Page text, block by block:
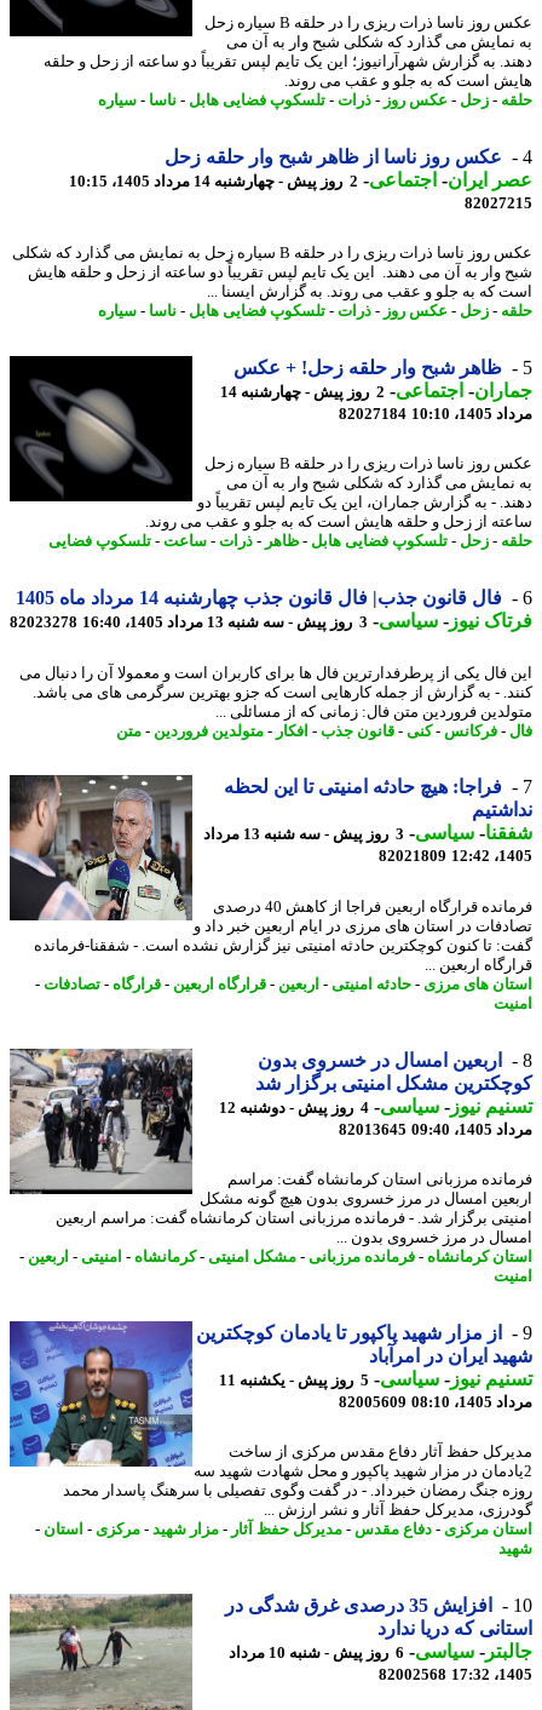
عکس روز ناسا ذرات ریزی را در حلقه B سیاره زحل
می گذارد که شکلی شبح وار به آن می
به گزارش شهرآرانیوز؛ این یک تایم لپس تقریباً دو ساعته از زحل و حلقه
است که به جلو و عقب می روند.
-زحل -عکس روز- ذرات- تلسکوپ فضایی هابل-ناسا -سیاره
عکس روز ناسا از ظاهر شبح وار حلقه زحل
ایران- اجتماعی-2 روز پیش - چهارشنبه 14 مرداد 1405، 10:15
عکس روز ناسا ذرات ریزی را در حلقه B سیاره زحل به نمایش می گذارد که شکلی
وار به آن می دهند. این یک تایم لپس تقریباً دو ساعته از زحل و حلقه هایش
که به جلو و عقب می روند. به گزارش ایسنا ...
-زحل -عکس روز- ذرات- تلسکوپ فضایی هابل-ناسا -سیاره
ظاهر شبح وار حلقه زحل! + عکس
- اجتماعی-
2 روز پیش - چهارشنبه 14
10:10
82027184
عکس روز ناسا ذرات ریزی را در حلقه B سیاره زحل
می گذارد که شکلی شبح وار به آن می
- به گزارش جماران، این یک تایم لپس تقریباً دو
از زحل و حلقه هایش است که به جلو و عقب می روند.
-زحل -تلسکوپ فضایی هابل-ظاهر-ذرات- ساعت-تلسکوپ فضایی
فال قانون جذب| فال قانون جذب چهارشنبه 14 مرداد ماه 1405
نیوز-سیاسی-3 روز پیش - سه شنبه 13 مرداد 1405، 16:40 82023278
فال یکی از پرطرفدارترین فال ها برای کاربران است و معمولا آن را دنبال می
- به گزارش از جمله کارهایی است که جزو بهترین سرگرمی های می باشد.
فروردین متن فال: زمانی که از مسائلی ...
-فرکانس-کنی-قانون جذب-افکار -متولدین فروردین -متن
فراجا: هیچ حادثه امنیتی تا این لحظه
-سیاسی-
3 روز پیش - سه شنبه 13 مرداد
82021809
فرمانده قرارگاه اربعین فراجا از کاهش 40 درصدی
در استان های مرزی در ایام اربعین خبر داد و
تا کنون کوچکترین حادثه امنیتی نیز گزارش نشده است. - شفقنا-فرمانده
اربعین ...
های مرزی- حادثه امنیتی-اربعین -قرارگاه اربعین -قرارگاه -تصادفات-
اربعین امسال در خسروی بدون
مشکل امنیتی برگزار شد
نیوز-سیاسی-
4 روز پیش - دوشنبه 12
09:40
82013645
مرزبانی استان کرمانشاه گفت: مراسم
امسال در مرز خسروی بدون هیچ گونه مشکل
برگزار شد. - فرمانده مرزبانی استان کرمانشاه گفت: مراسم اربعین
در مرز خسروی بدون ...
کرمانشاه-فرمانده مرزبانی -مشکل امنیتی-کرمانشاه-امنیتی-اربعین -
از مزار شهید پاکپور تا یادمان کوچکترین
ایران در امرآباد
نیوز-سیاسی-
5 روز پیش - یکشنبه 11
08:10
82005609
حفظ آثار دفاع مقدس مرکزی از ساخت
در مزار شهید پاکپور و محل شهادت شهید سه
جنگ رمضان خبرداد. - در گفت وگوی تفصیلی با سرهنگ پاسدار محمد
مدیرکل حفظ آثار و نشر ارزش ...
مرکزی - دفاع مقدس-مدیرکل حفظ آثار- مزار شهید-مرکزی - استان-
افزایش 35 درصدی غرق شدگی در
که دریا ندارد
-سیاسی-
6 روز پیش - شنبه 10 مرداد
82002568